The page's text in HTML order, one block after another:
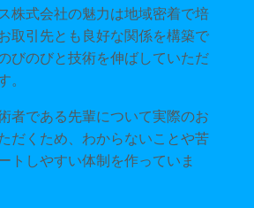
株式会社の魅力は地域密着で培
取引先とも良好な関係を構築で
びのびと技術を伸ばしていただ
。
者である先輩について実際のお
だくため、わからないことや苦
トしやすい体制を作っていま